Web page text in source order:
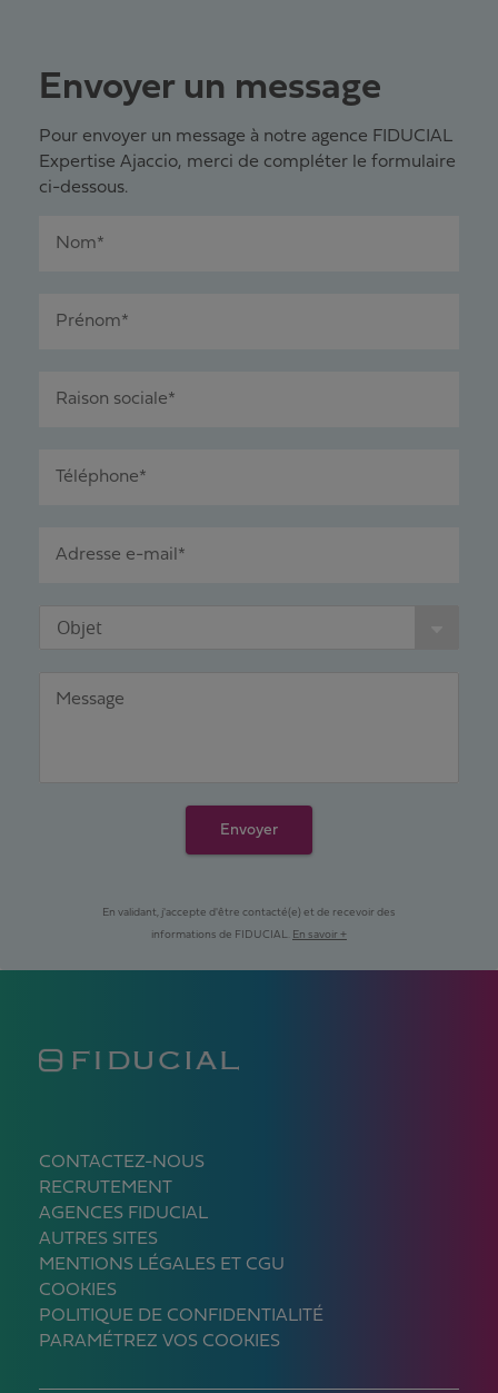
Envoyer un message
Pour envoyer un message à notre agence FIDUCIAL
Expertise Ajaccio, merci de compléter le formulaire
ci-dessous.
Nom*
Prénom*
Raison sociale*
Téléphone*
Adresse e-mail*
Objet
Message
Envoyer
En validant, j'accepte d'être contacté(e) et de recevoir des
informations de FIDUCIAL. En savoir +
CONTACTEZ-NOUS
RECRUTEMENT
AGENCES FIDUCIAL
AUTRES SITES
MENTIONS LÉGALES ET CGU
COOKIES
POLITIQUE DE CONFIDENTIALITÉ
PARAMÉTREZ VOS COOKIES